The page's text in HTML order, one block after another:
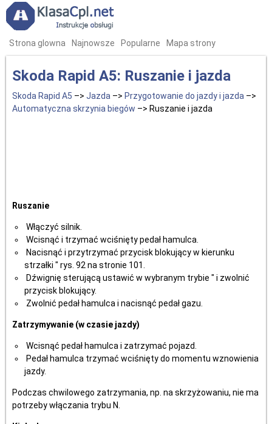
Strona glowna Najnowsze Popularne Mapa strony
Skoda Rapid A5: Ruszanie i jazda
Skoda Rapid A5 –> Jazda –> Przygotowanie do jazdy i jazda –>
Automatyczna skrzynia biegów –> Ruszanie i jazda
Ruszanie
Włączyć silnik.
Wcisnąć i trzymać wciśnięty pedał hamulca.
Nacisnąć i przytrzymać przycisk blokujący w kierunku
strzałki " rys. 92 na stronie 101.
Dźwignię sterującą ustawić w wybranym trybie " i zwolnić
przycisk blokujący.
Zwolnić pedał hamulca i nacisnąć pedał gazu.
Zatrzymywanie (w czasie jazdy)
Wcisnąć pedał hamulca i zatrzymać pojazd.
Pedał hamulca trzymać wciśnięty do momentu wznowienia
jazdy.
Podczas chwilowego zatrzymania, np. na skrzyżowaniu, nie ma
potrzeby włączania trybu N.